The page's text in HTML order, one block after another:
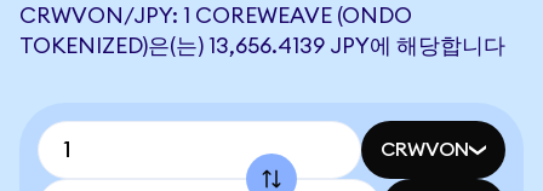
CRWVON/JPY: 1 COREWEAVE (ONDO
TOKENIZED)은(는) 13,656.4139 JPY에 해당합니다
CRWVON